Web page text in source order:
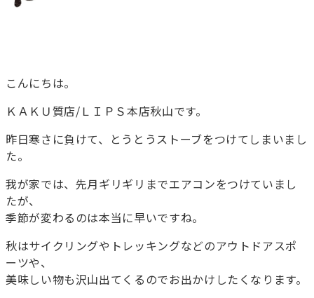
こんにちは。
ＫＡＫＵ質店/ＬＩＰＳ本店秋山です。
昨日寒さに負けて、とうとうストーブをつけてしまいまし
た。
我が家では、先月ギリギリまでエアコンをつけていまし
たが、
季節が変わるのは本当に早いですね。
秋はサイクリングやトレッキングなどのアウトドアスポ
ーツや、
美味しい物も沢山出てくるのでお出かけしたくなります。